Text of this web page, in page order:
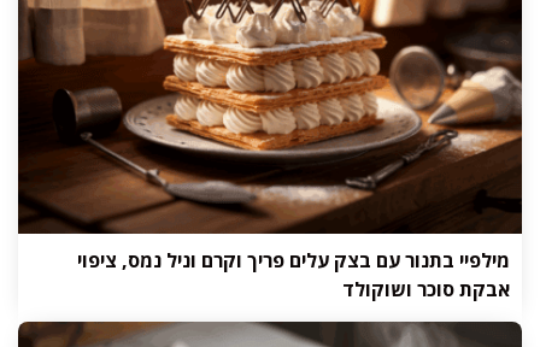
מילפיי בתנור עם בצק עלים פריך וקרם וניל נמס, ציפוי
אבקת סוכר ושוקולד